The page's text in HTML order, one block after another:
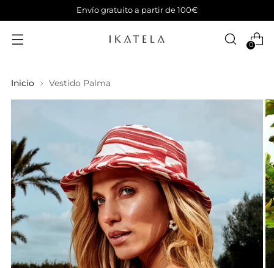
Envío gratuito a partir de 100€
0
Inicio Vestido Palma